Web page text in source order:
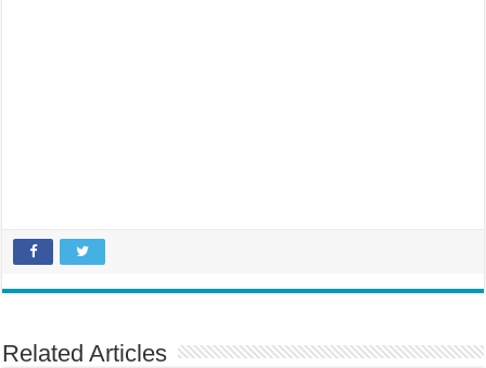
Related Articles